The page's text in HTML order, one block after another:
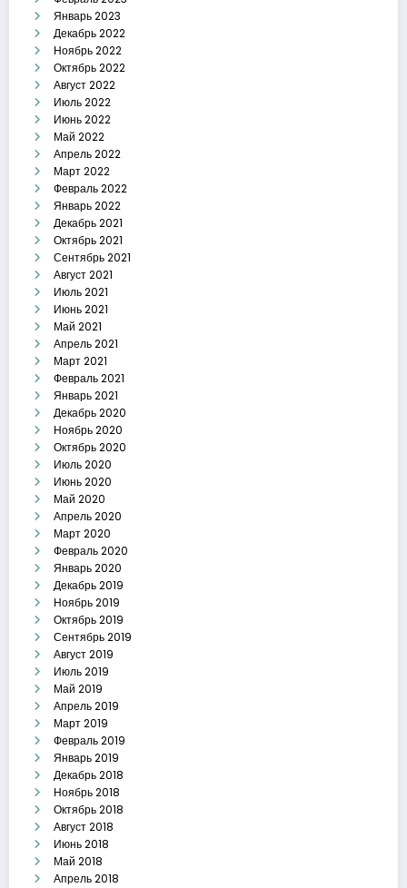
Январь 2023
Декабрь 2022
Ноябрь 2022
Октябрь 2022
Август 2022
Июль 2022
Июнь 2022
Май 2022
Апрель 2022
Март 2022
Февраль 2022
Январь 2022
Декабрь 2021
Октябрь 2021
Сентябрь 2021
Август 2021
Июль 2021
Июнь 2021
Май 2021
Апрель 2021
Март 2021
Февраль 2021
Январь 2021
Декабрь 2020
Ноябрь 2020
Октябрь 2020
Июль 2020
Июнь 2020
Май 2020
Апрель 2020
Март 2020
Февраль 2020
Январь 2020
Декабрь 2019
Ноябрь 2019
Октябрь 2019
Сентябрь 2019
Август 2019
Июль 2019
Май 2019
Апрель 2019
Март 2019
Февраль 2019
Январь 2019
Декабрь 2018
Ноябрь 2018
Октябрь 2018
Август 2018
Июнь 2018
Май 2018
Апрель 2018